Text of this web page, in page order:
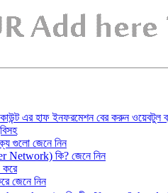
এর হাফ ইনফরমেশন বের করুন ওয়েবটুল
গুলো জেনে নিন
Network) কি? জেনে নিন
করে
জেনে নিন